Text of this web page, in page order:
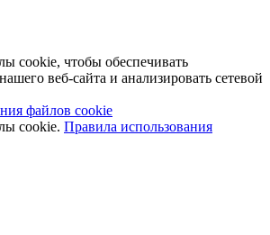
cookie, чтобы обеспечивать
веб-сайта и анализировать сетевой
файлов cookie
cookie. Правила использования